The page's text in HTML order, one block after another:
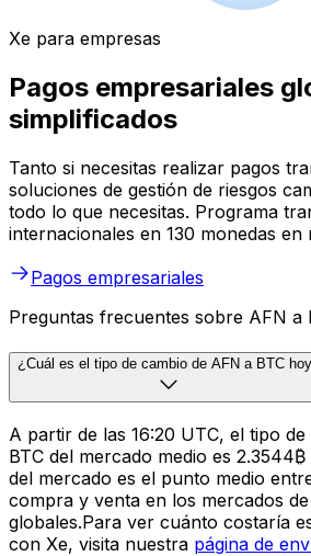
Xe para empresas
Pagos empresariales
simplificados
Tanto si necesitas realizar pagos
soluciones de gestión de riesgos
todo lo que necesitas. Programa
internacionales en 130 monedas en
Pagos empresariales
Preguntas frecuentes sobre AFN a
¿Cuál es el tipo de cambio de AFN a BTC
A partir de las 16:20 UTC, el tipo
BTC del mercado medio es ؋1 = ₿2.3544. La tasa media
del mercado es el punto medio
compra y venta en los mercados de
globales.Para ver cuánto costaría
con Xe, visita nuestra página de